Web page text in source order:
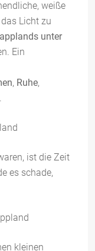
weiße
Licht zu
unter
Ein
, Ruhe,
.
ist die Zeit
es schade,
kleinen